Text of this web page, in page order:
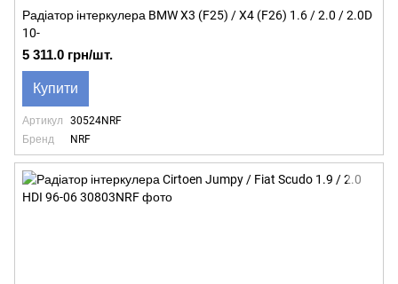
Радіатор інтеркулера BMW X3 (F25) / X4 (F26) 1.6 / 2.0 / 2.0D
10-
5 311.0 грн/шт.
Купити
Артикул
30524NRF
Бренд
NRF